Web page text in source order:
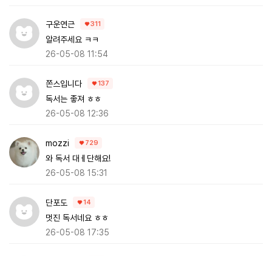
구운연근 311
알려주세요 ㅋㅋ
26-05-08 11:54
쫀스입니다 137
독서는 좋져 ㅎㅎ
26-05-08 12:36
mozzi 729
와 독서 대ㅔ단해요!
26-05-08 15:31
단포도 14
멋진 독서네요 ㅎㅎ
26-05-08 17:35